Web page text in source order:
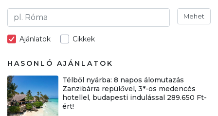
Mehet
Ajánlatok Cikkek
HASONLÓ AJÁNLATOK
Télből nyárba: 8 napos álomutazás
Zanzibárra repülővel, 3*-os medencés
hotellel, budapesti indulással 289.650 Ft-
ért!